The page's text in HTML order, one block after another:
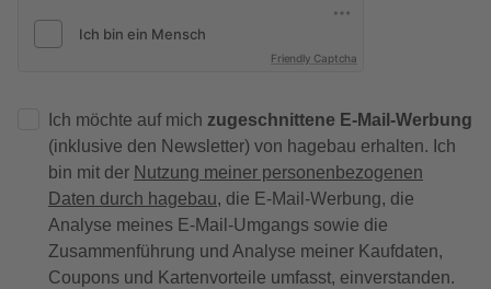
Friendly Captcha
Ich möchte auf mich zugeschnittene E-Mail-Werbung
(inklusive den Newsletter) von hagebau erhalten. Ich
bin mit der Nutzung meiner personenbezogenen
Daten durch hagebau, die E-Mail-Werbung, die
Analyse meines E-Mail-Umgangs sowie die
Zusammenführung und Analyse meiner Kaufdaten,
Coupons und Kartenvorteile umfasst, einverstanden.